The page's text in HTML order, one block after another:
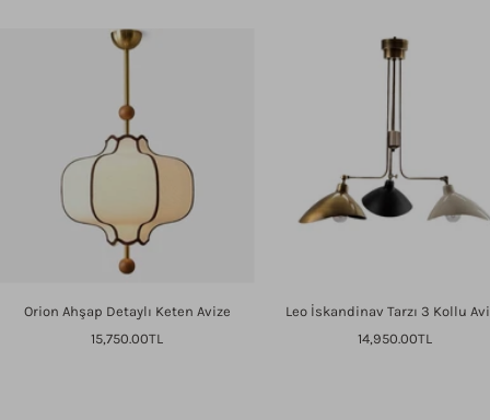
Orion Ahşap Detaylı Keten Avize
İndirimli
15,750.00TL
Leo İskandinav Tarzı 3 Kollu
İndirimli
14,950.00TL